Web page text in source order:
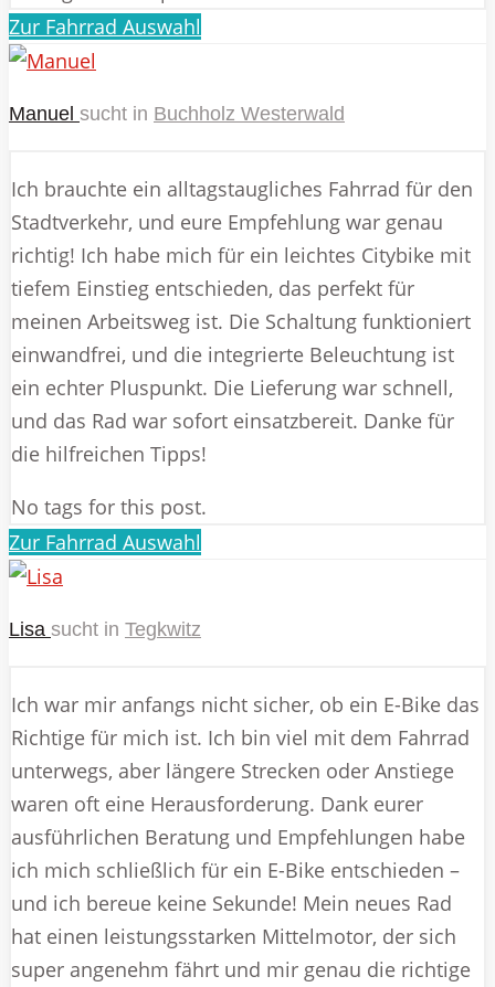
Zur Fahrrad Auswahl
Manuel sucht in Buchholz Westerwald
Ich brauchte ein alltagstaugliches Fahrrad für den
Stadtverkehr, und eure Empfehlung war genau
richtig! Ich habe mich für ein leichtes Citybike mit
tiefem Einstieg entschieden, das perfekt für
meinen Arbeitsweg ist. Die Schaltung funktioniert
einwandfrei, und die integrierte Beleuchtung ist
ein echter Pluspunkt. Die Lieferung war schnell,
und das Rad war sofort einsatzbereit. Danke für
die hilfreichen Tipps!
No tags for this post.
Zur Fahrrad Auswahl
Lisa sucht in Tegkwitz
Ich war mir anfangs nicht sicher, ob ein E-Bike das
Richtige für mich ist. Ich bin viel mit dem Fahrrad
unterwegs, aber längere Strecken oder Anstiege
waren oft eine Herausforderung. Dank eurer
ausführlichen Beratung und Empfehlungen habe
ich mich schließlich für ein E-Bike entschieden –
und ich bereue keine Sekunde! Mein neues Rad
hat einen leistungsstarken Mittelmotor, der sich
super angenehm fährt und mir genau die richtige